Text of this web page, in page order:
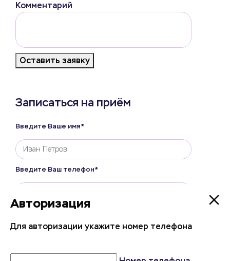
Комментарий
Оставить заявку
Записаться на приём
Введите Ваше имя*
Введите Ваш телефон*
Пожелания по записи
Авторизация
Для авторизации укажите номер телефона
Авторизация
Для авторизации укажите номер телефона